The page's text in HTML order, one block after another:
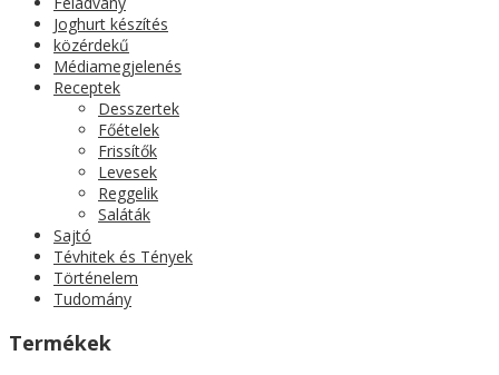
Joghurt készítés
közérdekű
Médiamegjelenés
Receptek
Desszertek
Főételek
Frissítők
Levesek
Reggelik
Saláták
Sajtó
Tévhitek és Tények
Történelem
Tudomány
Termékek